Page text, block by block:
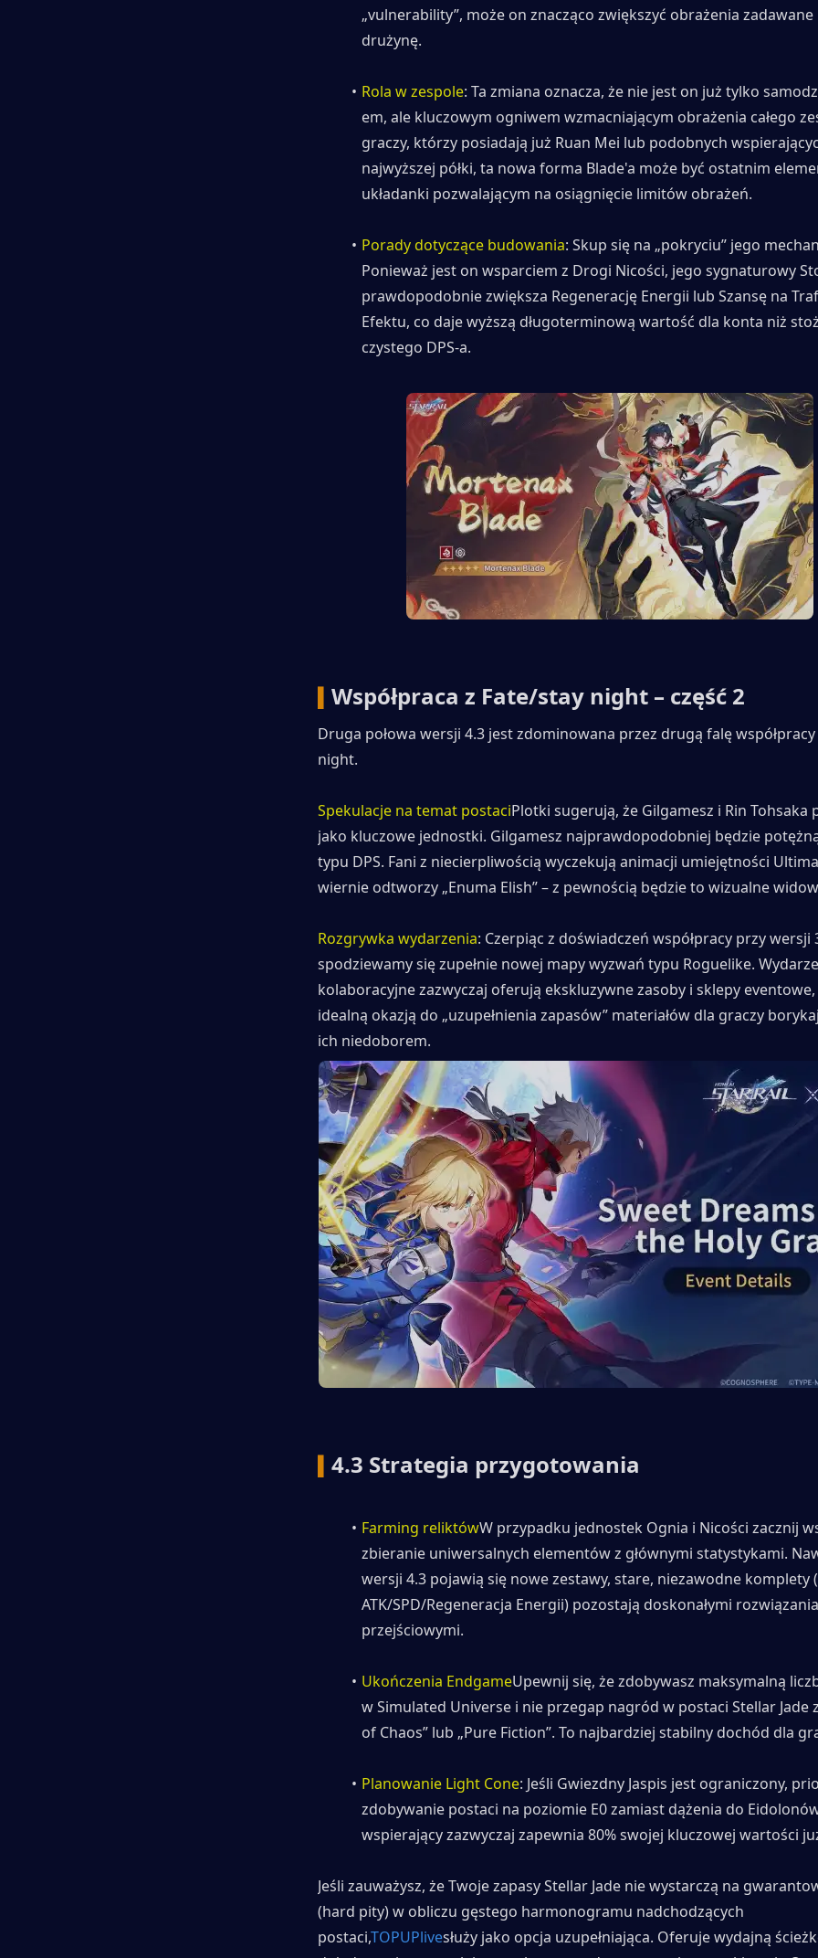
„vulnerability”, może on znacząco zwiększyć obrażenia zadawane
drużynę.
Rola w zespole: Ta zmiana oznacza, że nie jest on już tylko
em, ale kluczowym ogniwem wzmacniającym obrażenia całego
graczy, którzy posiadają już Ruan Mei lub podobnych
najwyższej półki, ta nowa forma Blade'a może być ostatnim
układanki pozwalającym na osiągnięcie limitów obrażeń.
Porady dotyczące budowania: Skup się na „pokryciu” jego
Ponieważ jest on wsparciem z Drogi Nicości, jego sygnaturowy
prawdopodobnie zwiększa Regenerację Energii lub Szansę na
Efektu, co daje wyższą długoterminową wartość dla konta niż
czystego DPS-a.
Współpraca z Fate/stay night – część 2
Druga połowa wersji 4.3 jest zdominowana przez drugą falę
night.
Spekulacje na temat postaciPlotki sugerują, że Gilgamesz i Rin Tohsaka
jako kluczowe jednostki. Gilgamesz najprawdopodobniej będzie
typu DPS. Fani z niecierpliwością wyczekują animacji umiejętności
wiernie odtworzy „Enuma Elish” – z pewnością będzie to wizualne
Rozgrywka wydarzenia: Czerpiąc z doświadczeń współpracy przy wersji
spodziewamy się zupełnie nowej mapy wyzwań typu Roguelike.
kolaboracyjne zazwyczaj oferują ekskluzywne zasoby i sklepy
idealną okazją do „uzupełnienia zapasów” materiałów dla graczy
ich niedoborem.
4.3 Strategia przygotowania
Farming reliktówW przypadku jednostek Ognia i Nicości zacznij
zbieranie uniwersalnych elementów z głównymi statystykami.
wersji 4.3 pojawią się nowe zestawy, stare, niezawodne komplety
ATK/SPD/Regeneracja Energii) pozostają doskonałymi
przejściowymi.
Ukończenia EndgameUpewnij się, że zdobywasz maksymalną
w Simulated Universe i nie przegap nagród w postaci Stellar Jade
of Chaos” lub „Pure Fiction”. To najbardziej stabilny dochód dla
Planowanie Light Cone: Jeśli Gwiezdny Jaspis jest ograniczony,
zdobywanie postaci na poziomie E0 zamiast dążenia do
wspierający zazwyczaj zapewnia 80% swojej kluczowej wartości
Jeśli zauważysz, że Twoje zapasy Stellar Jade nie wystarczą na
(hard pity) w obliczu gęstego harmonogramu nadchodzących
postaci,TOPUPlivesłuży jako opcja uzupełniająca. Oferuje wydajną